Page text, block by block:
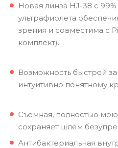
Новая линза HJ-38 с
ультрафиолета
зрения и совместима с
комплект).
Возможность быстрой
интуитивно понятному
Съемная, полностью
сохраняет шлем
Антибактериальная